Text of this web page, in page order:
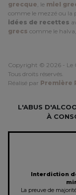
grecque, le miel
comme le mezzé ou la
idées de recettes
grecs comme le
Copyright © 2026 - Le
Tous droits réservés.
Réalisé par Première
L'ABUS
À
Interdiction
La preuve de